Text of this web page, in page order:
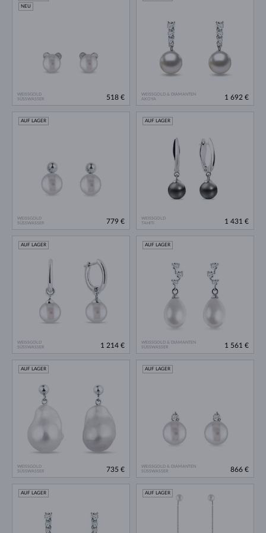
WEISSGOLD
SÜSSWASSER
NEU
518 €
WEISSGOLD & DIAMANTEN
AKOYA
1 692 €
WEISSGOLD
SÜSSWASSER
AUF LAGER
779 €
WEISSGOLD
TAHITI
AUF LAGER
1 431 €
WEISSGOLD
SÜSSWASSER
AUF LAGER
1 214 €
WEISSGOLD & DIAMANTEN
SÜSSWASSER
AUF LAGER
1 561 €
WEISSGOLD
SÜSSWASSER
AUF LAGER
735 €
WEISSGOLD & DIAMANTEN
SÜSSWASSER
AUF LAGER
866 €
AUF LAGER AUF LAGER